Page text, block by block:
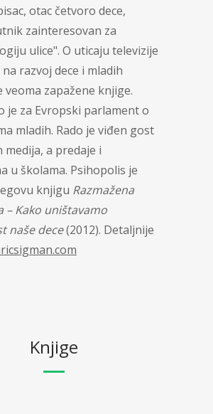
otac četvoro dece,
zainteresovan za
ulice". O uticaju televizije
razvoj dece i mladih
veoma zapažene knjige.
je za Evropski parlament o
mladih. Rado je viđen gost
a predaje i
u školama. Psihopolis je
knjigu Razmažena
– Kako uništavamo
naše dece(2012). Detaljnije
Knjige